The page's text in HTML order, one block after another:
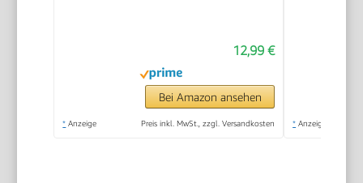
Labeldrucker Mini
Label Printer für
Zuhause & Büro,
Druckgröße 9-16 mm
12,99 €
Bei Amazon ansehen
* Anzeige Preis inkl. MwSt., zzgl. Versandkosten * Anzeige